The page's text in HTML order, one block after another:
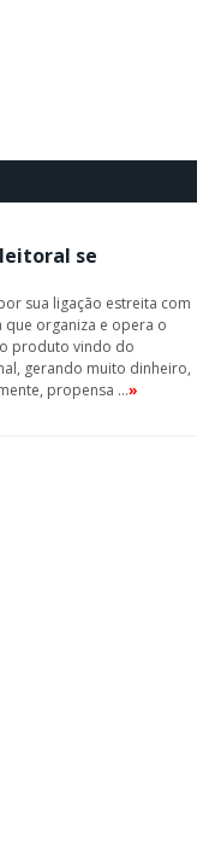
se
sua ligação estreita com
organiza e opera o
produto vindo do
gerando muito dinheiro,
propensa …»